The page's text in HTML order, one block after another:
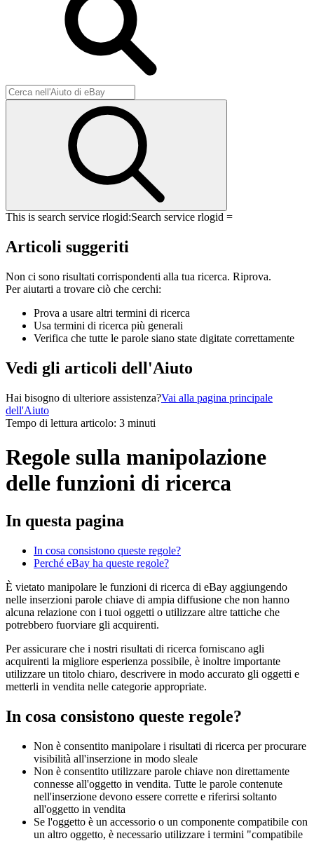
This is search service rlogid:Search service rlogid =
Articoli suggeriti
Non ci sono risultati corrispondenti alla tua ricerca. Riprova.
Per aiutarti a trovare ciò che cerchi:
Prova a usare altri termini di ricerca
Usa termini di ricerca più generali
Verifica che tutte le parole siano state digitate correttamente
Vedi gli articoli dell'Aiuto
Hai bisogno di ulteriore assistenza?Vai alla pagina principale
dell'Aiuto
Tempo di lettura articolo: 3 minuti
Regole sulla manipolazione
delle funzioni di ricerca
In questa pagina
In cosa consistono queste regole?
Perché eBay ha queste regole?
È vietato manipolare le funzioni di ricerca di eBay aggiungendo
nelle inserzioni parole chiave di ampia diffusione che non hanno
alcuna relazione con i tuoi oggetti o utilizzare altre tattiche che
potrebbero fuorviare gli acquirenti.
Per assicurare che i nostri risultati di ricerca forniscano agli
acquirenti la migliore esperienza possibile, è inoltre importante
utilizzare un titolo chiaro, descrivere in modo accurato gli oggetti e
metterli in vendita nelle categorie appropriate.
In cosa consistono queste regole?
Non è consentito manipolare i risultati di ricerca per procurare
visibilità all'inserzione in modo sleale
Non è consentito utilizzare parole chiave non direttamente
connesse all'oggetto in vendita. Tutte le parole contenute
nell'inserzione devono essere corrette e riferirsi soltanto
all'oggetto in vendita
Se l'oggetto è un accessorio o un componente compatibile con
un altro oggetto, è necessario utilizzare i termini "compatibile